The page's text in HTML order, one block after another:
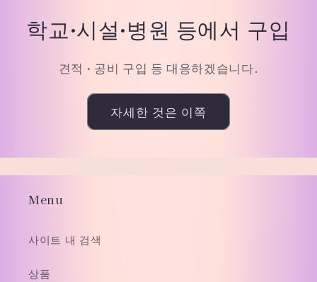
학교·시설·병원 등에서 구입
견적 · 공비 구입 등 대응하겠습니다.
자세한 것은 이쪽
Menu
사이트 내 검색
상품